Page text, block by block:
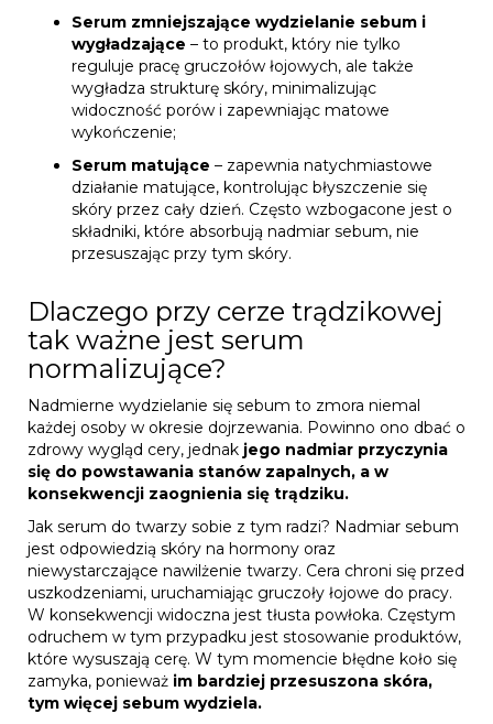
Serum zmniejszające wydzielanie sebum i
wygładzające – to produkt, który nie tylko
reguluje pracę gruczołów łojowych, ale także
wygładza strukturę skóry, minimalizując
widoczność porów i zapewniając matowe
wykończenie;
Serum matujące – zapewnia natychmiastowe
działanie matujące, kontrolując błyszczenie się
skóry przez cały dzień. Często wzbogacone jest o
składniki, które absorbują nadmiar sebum, nie
przesuszając przy tym skóry.
Dlaczego przy cerze trądzikowej
tak ważne jest serum
normalizujące?
Nadmierne wydzielanie się sebum to zmora niemal
każdej osoby w okresie dojrzewania. Powinno ono dbać o
zdrowy wygląd cery, jednak jego nadmiar przyczynia
się do powstawania stanów zapalnych, a w
konsekwencji zaognienia się trądziku.
Jak serum do twarzy sobie z tym radzi? Nadmiar sebum
jest odpowiedzią skóry na hormony oraz
niewystarczające nawilżenie twarzy. Cera chroni się przed
uszkodzeniami, uruchamiając gruczoły łojowe do pracy.
W konsekwencji widoczna jest tłusta powłoka. Częstym
odruchem w tym przypadku jest stosowanie produktów,
które wysuszają cerę. W tym momencie błędne koło się
zamyka, ponieważ im bardziej przesuszona skóra,
tym więcej sebum wydziela.